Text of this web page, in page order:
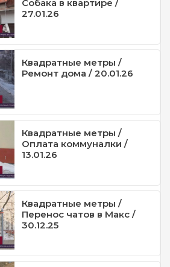
Собака в квартире /
27.01.26
Квадратные метры /
Ремонт дома / 20.01.26
Квадратные метры /
Оплата коммуналки /
13.01.26
Квадратные метры /
Перенос чатов в Макс /
30.12.25